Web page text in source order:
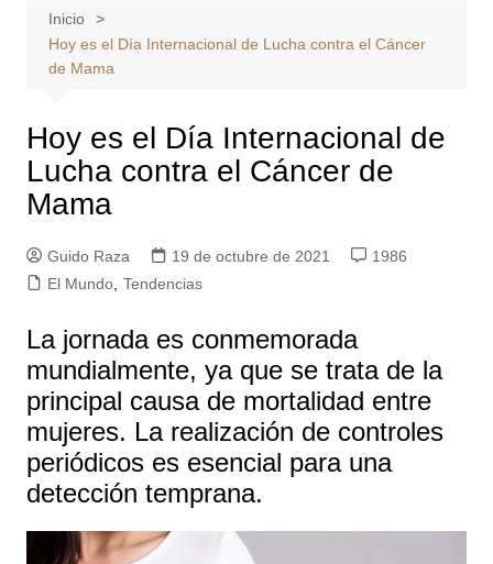
Inicio
Hoy es el Día Internacional de Lucha contra el Cáncer
de Mama
Hoy es el Día Internacional de
Lucha contra el Cáncer de
Mama
Guido Raza 19 de octubre de 2021
1986
El Mundo, Tendencias
La jornada es conmemorada
mundialmente, ya que se trata de la
principal causa de mortalidad entre
mujeres. La realización de controles
periódicos es esencial para una
detección temprana.